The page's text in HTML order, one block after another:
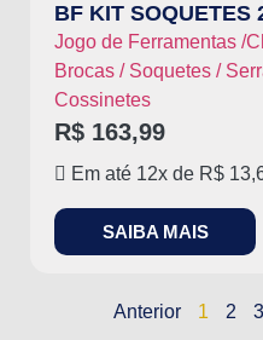
BF KIT SOQUETES
Jogo de Ferramentas /
Brocas / Soquetes /
Cossinetes
R$ 163,99
Em até 12x de R$
SAIBA MAIS
Anterior 1 2 3